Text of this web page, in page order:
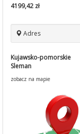
4199,42 zł
Adres
Kujawsko-pomorskie
Sleman
zobacz na mapie